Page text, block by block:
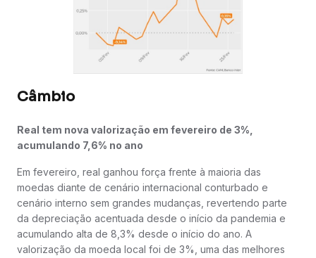
Câmbio
Real tem nova valorização em fevereiro de 3%,
acumulando 7,6% no ano
Em fevereiro, real ganhou força frente à maioria das
moedas diante de cenário internacional conturbado e
cenário interno sem grandes mudanças, revertendo parte
da depreciação acentuada desde o início da pandemia e
acumulando alta de 8,3% desde o início do ano. A
valorização da moeda local foi de 3%, uma das melhores